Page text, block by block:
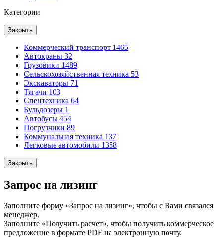
Категории
Закрыть
Коммерческий транспорт 1465
Автокраны 32
Грузовики 1489
Сельскохозяйственная техника 53
Экскаваторы 71
Тягачи 103
Спецтехника 64
Бульдозеры 1
Автобусы 454
Погрузчики 89
Коммунальная техника 137
Легковые автомобили 1358
Закрыть
Запрос на лизинг
Заполните форму «Запрос на лизинг», чтобы с Вами связался
менеджер.
Заполните «Получить расчет», чтобы получить коммерческое
предложение в формате PDF на электронную почту.